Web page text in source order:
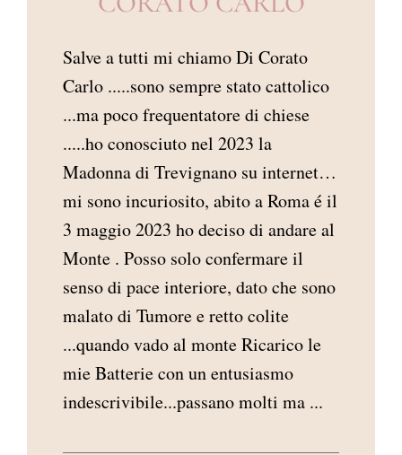
Salve a tutti mi chiamo Di Corato
Carlo .....sono sempre stato cattolico
...ma poco frequentatore di chiese
.....ho conosciuto nel 2023 la
Madonna di Trevignano su internet…
mi sono incuriosito, abito a Roma é il
3 maggio 2023 ho deciso di andare al
Monte . Posso solo confermare il
senso di pace interiore, dato che sono
malato di Tumore e retto colite
...quando vado al monte Ricarico le
mie Batterie con un entusiasmo
indescrivibile...passano molti ma ...